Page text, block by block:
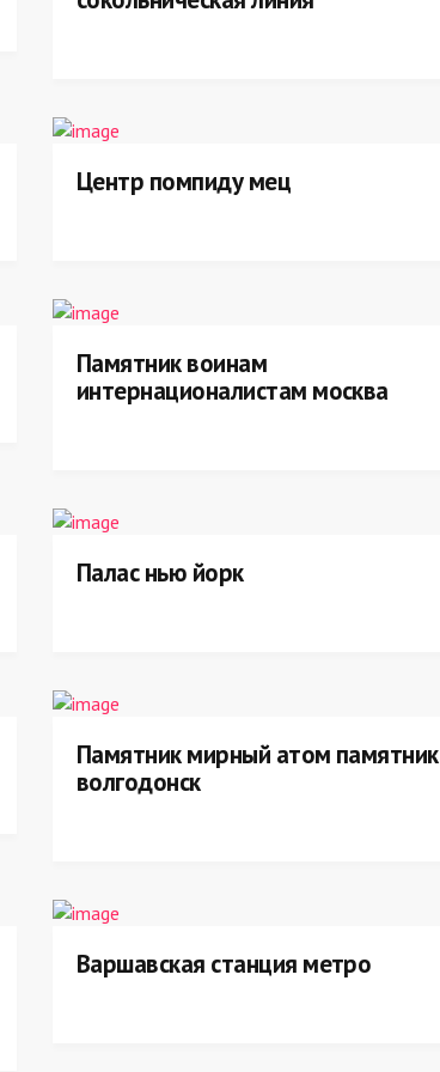
Центр помпиду мец
Памятник воинам
интернационалистам москва
Палас нью йорк
Памятник мирный атом памятник
волгодонск
Варшавская станция метро